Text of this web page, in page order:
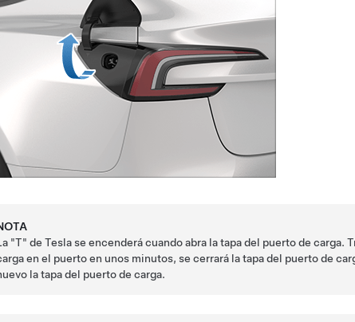
"T" de Tesla se encenderá cuando abra la tapa del puerto de carga.
en el puerto en unos minutos, se cerrará la tapa del puerto de
la tapa del puerto de carga.